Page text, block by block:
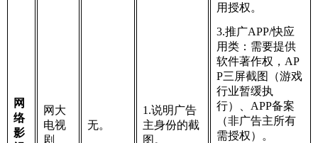
网
络
影
网大
电视
剧
无。
1.说明广告
主身份的截
图。
用授权。
3.推广APP/快应
用类：需要提供
软件著作权，AP
P三屏截图（游戏
行业暂缓执
行）、APP备案
（非广告主所有
需授权）。